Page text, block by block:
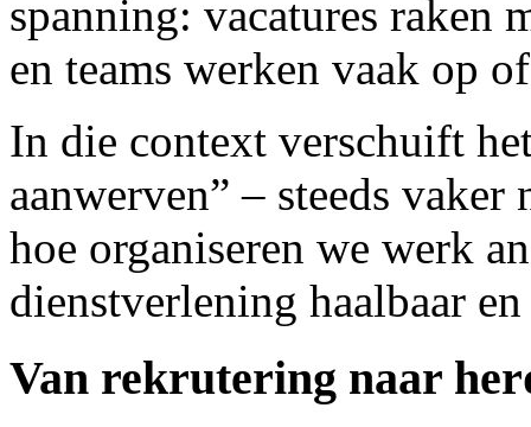
spanning: vacatures
en teams werken vaak op
In die context verschuift
aanwerven” – steeds vaker
hoe organiseren we werk
dienstverlening haalbaar
Van rekrutering naar